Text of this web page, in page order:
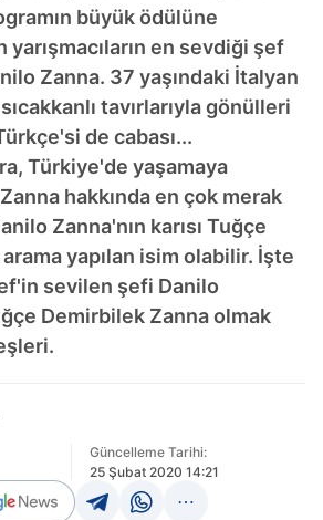
büyük ödülüne
yarışmacıların en sevdiği şef
Zanna. 37 yaşındaki İtalyan
tavırlarıyla gönülleri
de cabası...
Türkiye'de yaşamaya
hakkında en çok merak
Zanna'nın karısı Tuğçe
yapılan isim olabilir. İşte
sevilen şefi Danilo
Demirbilek Zanna olmak
Güncelleme Tarihi:
25 Şubat 2020 14:21